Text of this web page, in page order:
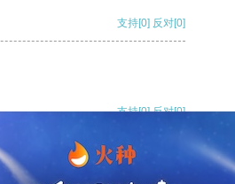
支持[0] 反对[0]
支持[0] 反对[0]